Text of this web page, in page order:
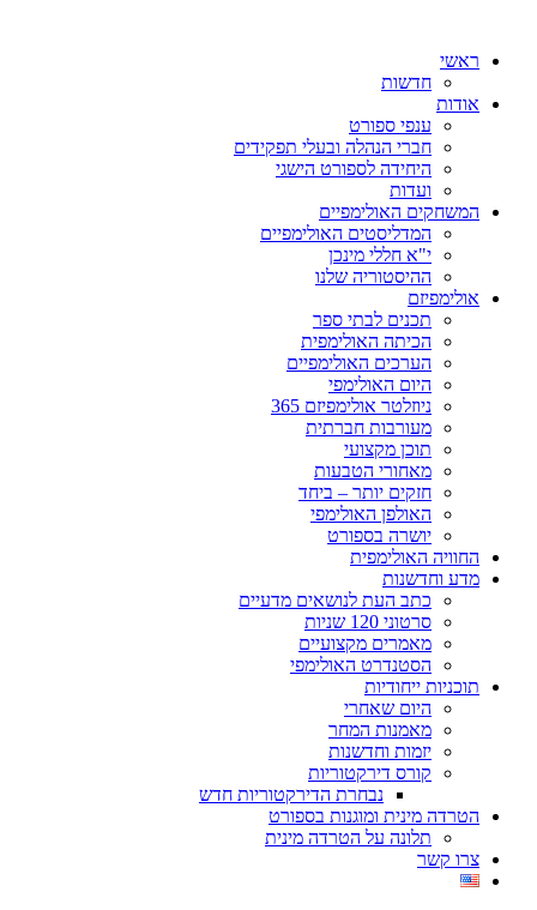
ראשי
חדשות
אודות
ענפי ספורט
חברי הנהלה ובעלי תפקידים
היחידה לספורט הישגי
ועדות
המשחקים האולימפיים
המדליסטים האולימפיים
י"א חללי מינכן
ההיסטוריה שלנו
אולימפיזם
תכנים לבתי ספר
הכיתה האולימפית
הערכים האולימפיים
היום האולימפי
ניוזלטר אולימפיזם 365
מעורבות חברתית
תוכן מקצועי
מאחורי הטבעות
חזקים יותר – ביחד
האולפן האולימפי
יושרה בספורט
החוויה האולימפית
מדע וחדשנות
כתב העת לנושאים מדעיים
סרטוני 120 שניות
מאמרים מקצועיים
הסטנדרט האולימפי
תוכניות ייחודיות
היום שאחרי
מאמנות המחר
יזמות וחדשנות
קורס דירקטוריות
נבחרת הדירקטוריות חדש
הטרדה מינית ומוגנות בספורט
תלונה על הטרדה מינית
צרו קשר